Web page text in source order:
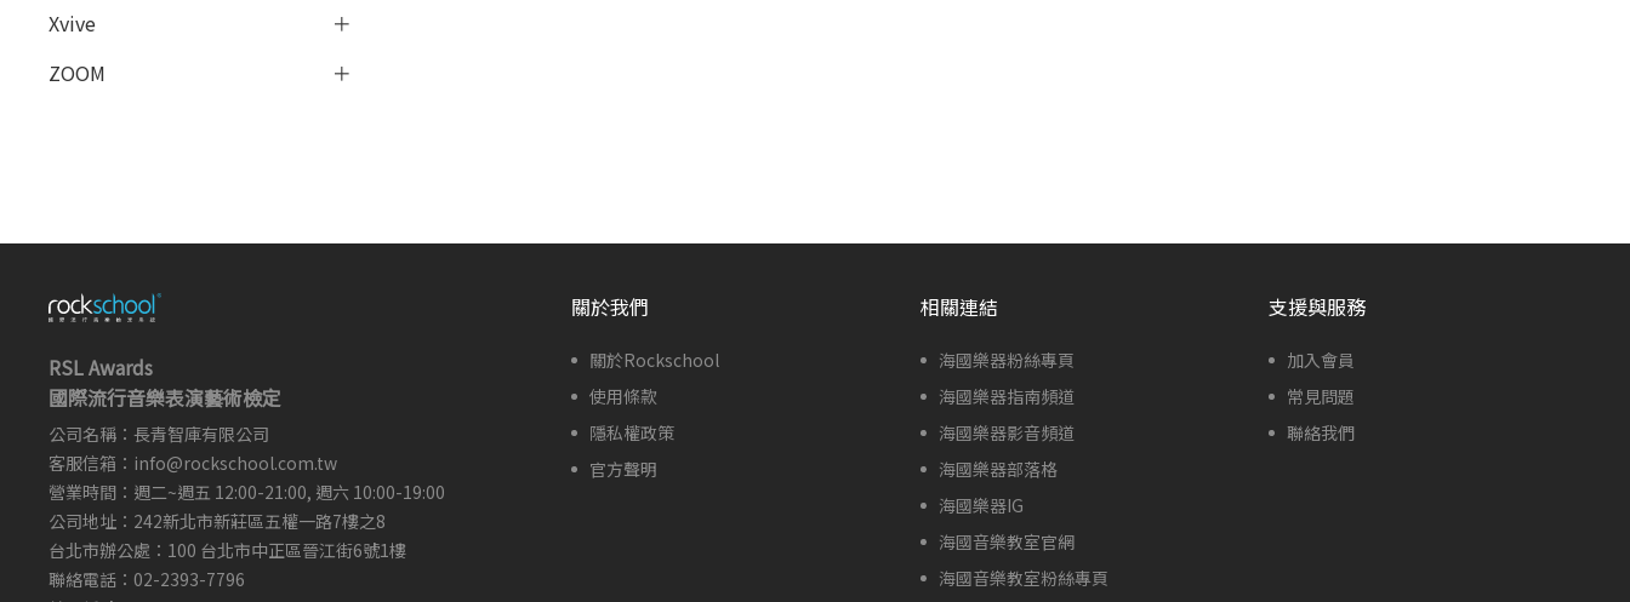
Xvive
ZOOM
RSL Awards
國際流行音樂表演藝術檢定
公司名稱：長青智庫有限公司
客服信箱： info@rockschool.com.tw ​
營業時間：週二~週五 12:00-21:00, 週六 10:00-19:00
公司地址：242新北市新莊區五權一路7樓之8
台北市辦公處：100 台北市中正區晉江街6號1樓
聯絡電話：02-2393-7796
關於我們
關於Rockschool
使用條款
隱私權政策
官方聲明
相關連結
海國樂器粉絲專頁
海國樂器指南頻道
海國樂器影音頻道
海國樂器部落格
海國樂器IG
海國音樂教室官網
海國音樂教室粉絲專頁
支援與服務
加入會員
常見問題
聯絡我們